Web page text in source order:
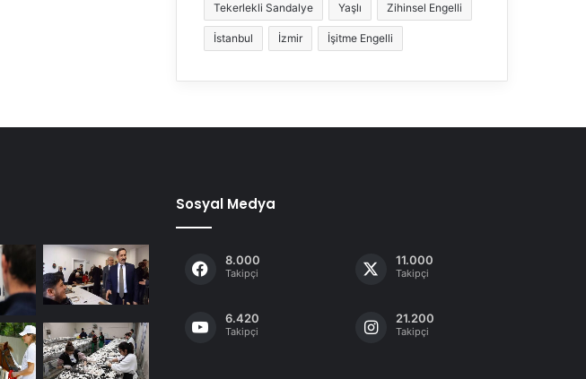
Tekerlekli Sandalye Yaşlı Zihinsel Engelli
İstanbul İzmir İşitme Engelli
Sosyal Medya
8.000
Takipçi
11.000
Takipçi
6.420
Takipçi
21.200
Takipçi